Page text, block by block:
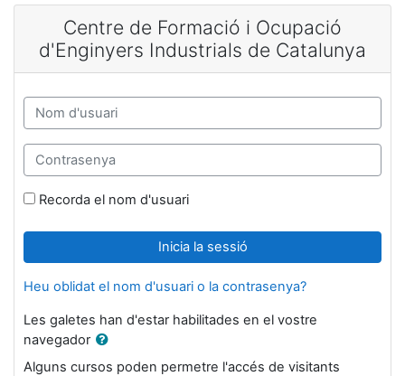
Ves al contingut principal
Centre de Formació i Ocupació
d'Enginyers Industrials de Catalunya
Nom d'usuari
Contrasenya
Recorda el nom d'usuari
Inicia la sessió
Heu oblidat el nom d'usuari o la contrasenya?
Les galetes han d'estar habilitades en el vostre
navegador
Alguns cursos poden permetre l'accés de visitants